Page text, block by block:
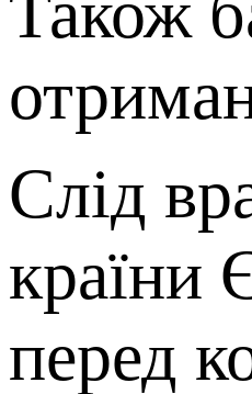
Слід
країни
перед